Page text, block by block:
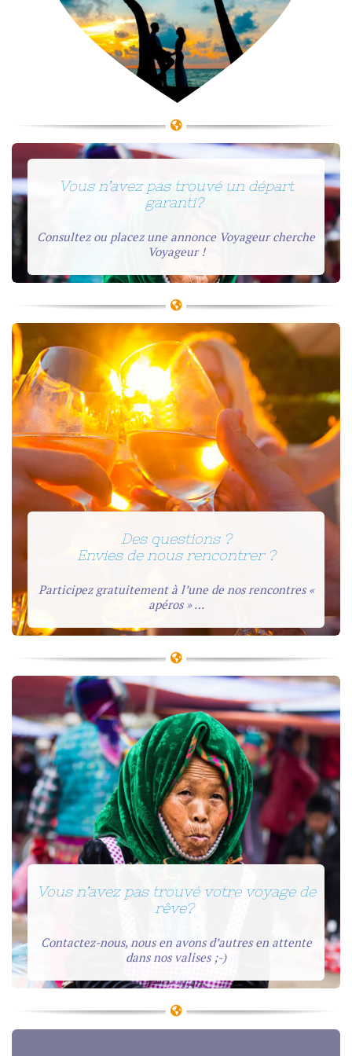
Vous n’avez pas trouvé un départ
garanti?
Consultez ou placez une annonce Voyageur cherche
Voyageur !
Des questions ?
Envies de nous rencontrer ?
Participez gratuitement à l’une de nos rencontres «
apéros » …
Vous n’avez pas trouvé votre voyage de
rêve?
Contactez-nous, nous en avons d’autres en attente
dans nos valises ;-)